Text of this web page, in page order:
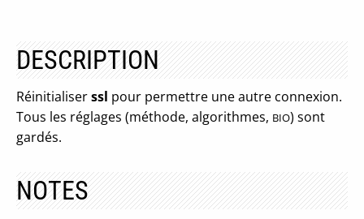
DESCRIPTION
Réinitialiserssl pour permettre une autre connexion.
Tous les réglages (méthode, algorithmes, BIO) sont
gardés.
NOTES